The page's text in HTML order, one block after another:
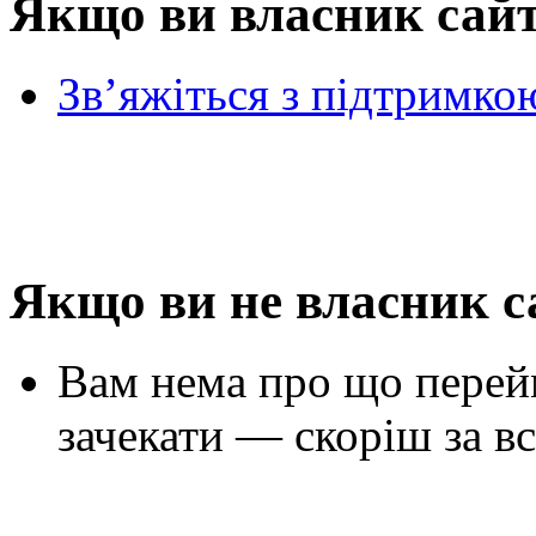
Якщо ви власник
Зв’яжіться з
Якщо ви не власник
Вам нема про що
зачекати — скоріш за